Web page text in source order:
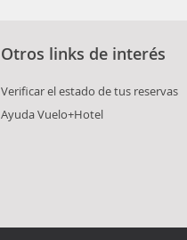
Otros links de interés
Verificar el estado de tus reservas
Ayuda Vuelo+Hotel